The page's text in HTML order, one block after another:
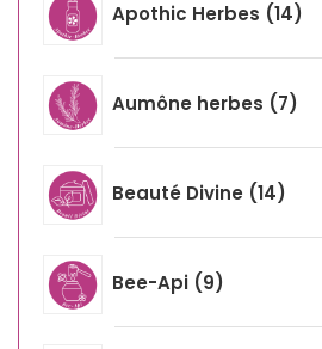
Apothic Herbes 14
Aumône herbes 7
Beauté Divine 14
Bee-Api 9